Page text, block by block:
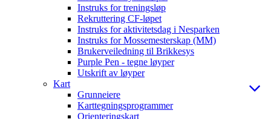
Instruks for treningsløp
Rekruttering CF-løpet
Instruks for aktivitetsdag i Nesparken
Instruks for Mossemesterskap (MM)
Brukerveiledning til Brikkesys
Purple Pen - tegne løyper
Utskrift av løyper
Kart
Grunneiere
Karttegningsprogrammer
Orienteringskart